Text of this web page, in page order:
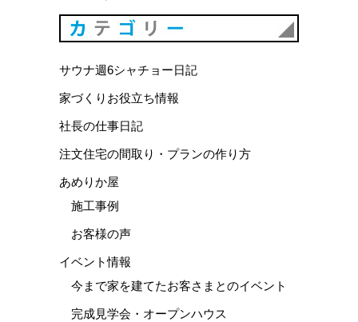
サウナ週6シャチョー日記
家づくりお役立ち情報
社長の仕事日記
注文住宅の間取り・プランの作り方
あめりか屋
施工事例
お客様の声
イベント情報
今まで家を建てたお客さまとのイベント
完成見学会・オープンハウス